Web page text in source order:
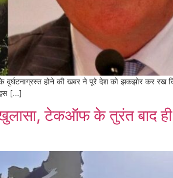
होने की खबर ने पूरे देश को झकझोर कर रख
इस […]
खुलासा, टेकऑफ के तुरंत बाद